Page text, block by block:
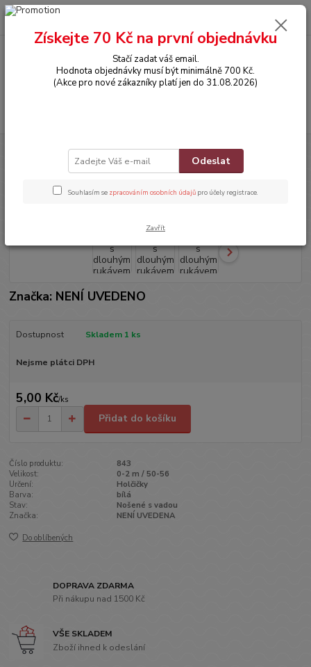
0,00 Kč
OBLEČENÍ Tričko s dlouhým rukávem
Tričko s dlouhým rukávem
Značka: NENÍ UVEDENO
Dostupnost Skladem 1 ks
Nejsme plátci DPH
5,00 Kč/ks
Přidat do košíku
Číslo produktu:
843
Velikost:
0-2 m / 50-56
Určení:
Holčičky
Barva:
bílá
Stav:
Nošené s vadou
Značka:
NENÍ UVEDENA
Do oblíbených
DOPRAVA ZDARMA
Při nákupu nad 1500 Kč
VŠE SKLADEM
Zboží ihned k odeslání
Získejte 70 Kč na první objednávku
Stačí zadat váš email.
Hodnota objednávky musí být minimálně 700 Kč.
(Akce pro nové zákazníky platí jen do 31.08.2026)
Odeslat
Souhlasím se zpracováním osobních údajů pro účely registrace.
Zavřít